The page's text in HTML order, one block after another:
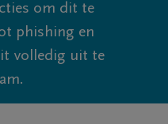
om dit te
phishing en
volledig uit te